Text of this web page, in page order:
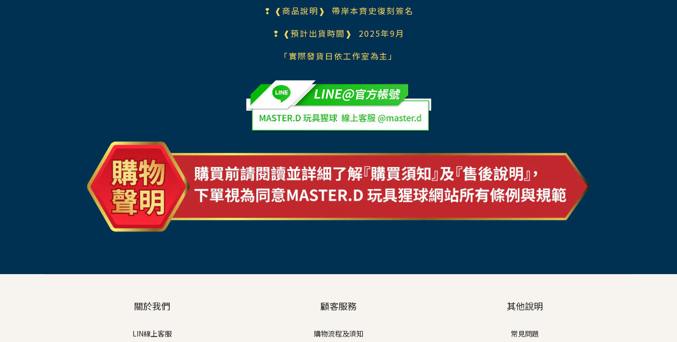
❢ ❰商品說明❱ 帶岸本齊史復刻簽名
❢ ❰預計出貨時間❱ 2025年9月
「實際發貨日依工作室為主」
關於我們
LIN線上客服
顧客服務
購物流程及須知
其他說明
常見問題